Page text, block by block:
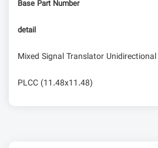
Base Part Number
detail
Mixed Signal Translator
PLCC (11.48x11.48)